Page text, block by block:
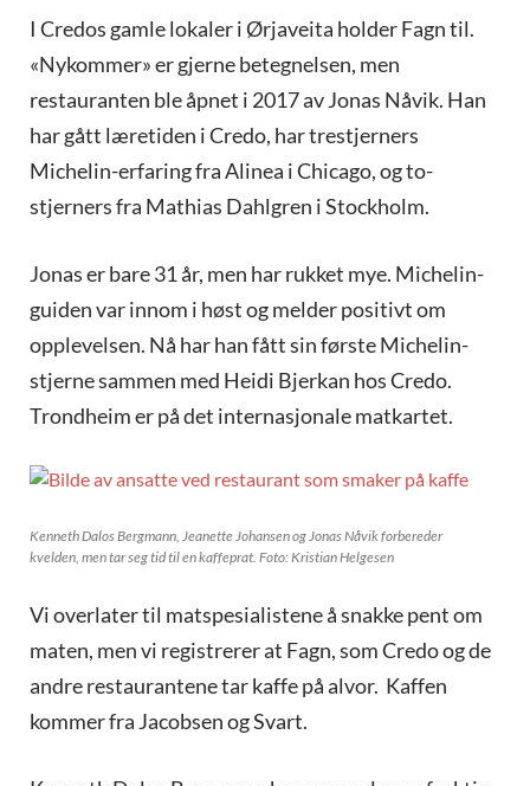
I Credos gamle lokaler i Ørjaveita holder Fagn til.
«Nykommer» er gjerne betegnelsen, men
restauranten ble åpnet i 2017 av Jonas Nåvik. Han
har gått læretiden i Credo, har trestjerners
Michelin-erfaring fra Alinea i Chicago, og to-
stjerners fra Mathias Dahlgren i Stockholm.
Jonas er bare 31 år, men har rukket mye. Michelin-
guiden var innom i høst og melder positivt om
opplevelsen. Nå har han fått sin første Michelin-
stjerne sammen med Heidi Bjerkan hos Credo.
Trondheim er på det internasjonale matkartet.
Kenneth Dalos Bergmann, Jeanette Johansen og Jonas Nåvik forbereder
kvelden, men tar seg tid til en kaffeprat. Foto: Kristian Helgesen
Vi overlater til matspesialistene å snakke pent om
maten, men vi registrerer at Fagn, som Credo og de
andre restaurantene tar kaffe på alvor. Kaffen
kommer fra Jacobsen og Svart.